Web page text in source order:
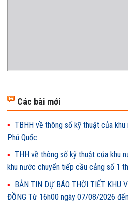
Các bài mới
TBHH về thông số kỹ thuật của
Phú Quốc
THH về thông số kỹ thuật của khu
khu nước chuyển tiếp cầu cảng số 1
BẢN TIN DỰ BÁO THỜI TIẾT KHU
ĐỒNG Từ 16h00 ngày 07/08/2026